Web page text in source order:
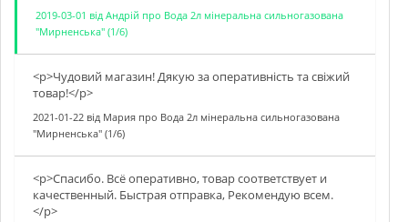
2019-03-01 від Андрій про Вода 2л мінеральна сильногазована
"Мирненська" (1/6)
<p>Чудовий магазин! Дякую за оперативнiсть та свiжий
товар!</p>
2021-01-22 від Мария про Вода 2л мінеральна сильногазована
"Мирненська" (1/6)
<p>Спасибо. Всё оперативно, товар соответствует и
качественный. Быстрая отправка, Рекомендую всем.
</p>